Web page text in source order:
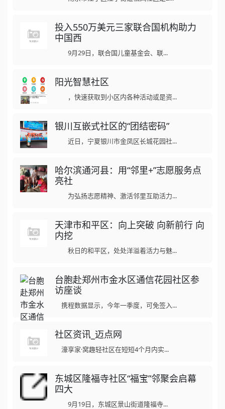
投入550万美元三家联合国机构助力
中国西
9月29日，联合国儿童基金会、联...
阳光智慧社区
，快速获取到小区内各种活动或是资...
银川互嵌式社区的“团结密码”
近日，宁夏银川市金凤区长城花园社...
哈尔滨通河县：用“邻里+”志愿服务点
亮社
为弘扬志愿精神、激活邻里互助活力...
天津市和平区：向上突破 向新前行 向
内挖
秋日的和平区，处处洋溢着活力与魅...
台胞赴郑州市金水区通信花园社区参
访座谈
携程数据显示，今年一季度，可免签入...
社区资讯_迈点网
濠享家·窝趣轻社区在短短4个月内实...
东城区隆福寺社区“福宝”邻聚会启幕
四大
9月19日，东城区景山街道隆福寺...